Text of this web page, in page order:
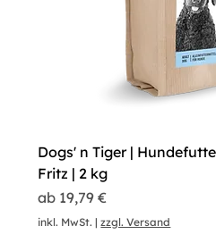
Dogs' n Tiger |
Fritz | 2 kg
ab 19,79 €
Sale-Preis
inkl. MwSt. |zzgl. Versand